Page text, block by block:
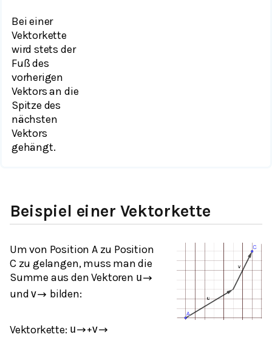
Bei einer
Vektorkette
wird stets der
Fuß des
vorherigen
Vektors an die
Spitze des
nächsten
Vektors
gehängt.
Beispiel einer Vektorkette
Um von Position A zu Position
C zu gelangen, muss man die
Summe aus den Vektoren u→
undv→ bilden:
Vektorkette: u→+v→